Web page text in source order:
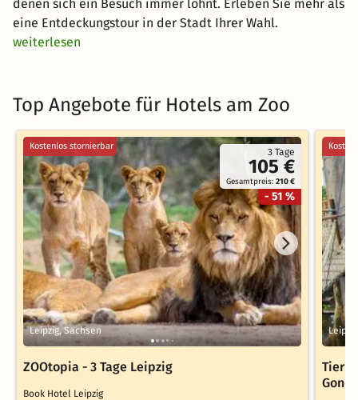
denen sich ein Besuch immer lohnt. Erleben Sie mehr als
eine Entdeckungstour in der Stadt Ihrer Wahl.
weiterlesen
Top Angebote für Hotels am Zoo
3 Tage
105 €
Gesamtpreis:210 €
- 51 %
Kostenlos stornierbar
Leipzig, Sachsen
ZOOtopia - 3 Tage Leipzig
Book Hotel Leipzig